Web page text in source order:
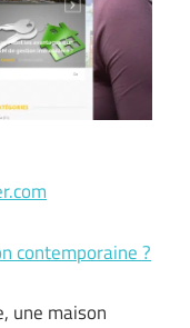
contemporaine ?
une maison